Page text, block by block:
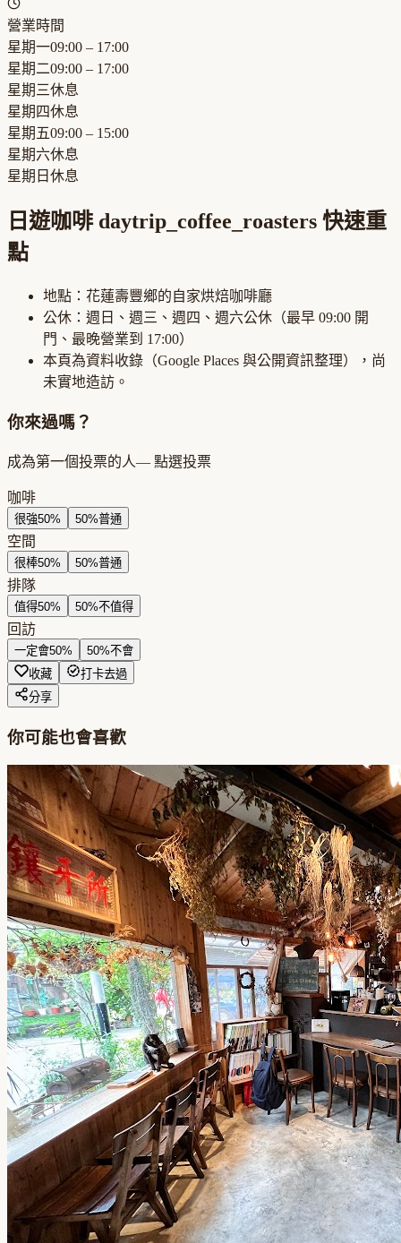
營業時間
星期一09:00 – 17:00
星期二09:00 – 17:00
星期三休息
星期四休息
星期五09:00 – 15:00
星期六休息
星期日 休息
日遊咖啡 daytrip_coffee_roasters 快速重
點
地點： 花蓮壽豐鄉的自家烘焙咖啡廳
公休： 週日、週三、週四、週六公休 （最早 09:00 開
門、最晚營業到 17:00）
本頁為資料收錄（Google Places 與公開資訊整理），尚
未實地造訪。
你來過嗎？
成為第一個投票的人— 點選投票
咖啡
很強50% 50%普通
空間
很棒50% 50%普通
排隊
值得50% 50%不值得
回訪
一定會50% 50%不會
收藏
打卡去過
分享
你可能也會喜歡